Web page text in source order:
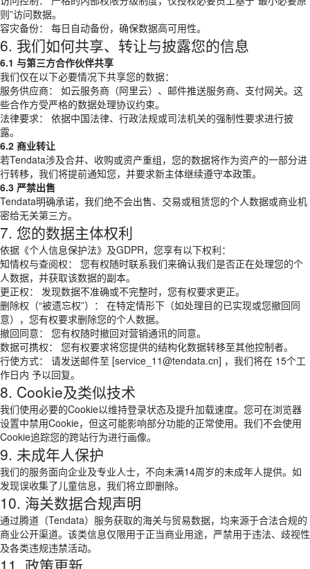
则”访问数据。
容灾备份： 每日自动备份，确保数据高可用性。
6. 我们如何共享、转让与披露您的信息
6.1 与第三方合作伙伴共享
我们仅在以下必要情况下共享您的数据：
服务供应商： 如云服务商（阿里云）、邮件推送服务商、支付网关。这
些合作方受严格的数据处理协议约束。
法律要求： 依据中国法律、行政法规或司法机关的强制性要求进行披
露。
6.2 商业转让
若Tendata涉及合并、收购或资产重组，您的数据将作为资产的一部分进
行转移，我们将提前通知您，并要求新主体继续遵守本政策。
6.3 严禁出售
Tendata明确承诺，我们绝不会出售、交易或租赁您的个人数据或商业机
密给无关第三方。
7. 您的数据主体权利
依据《个人信息保护法》及GDPR，您享有以下权利：
知情权与查阅权： 您有权随时联系我们来确认我们是否正在处理您的个
人数据，并获取该数据的副本。
更正权： 发现数据不准确或不完整时，您有权要求更正。
删除权（“被遗忘权”）： 在特定情形下（如处理目的已实现或您撤回同
意），您有权要求删除您的个人数据。
撤回同意： 您有权随时撤回对营销通讯的同意。
数据可携权： 您有权要求将您提供的结构化数据转移至其他控制者。
行使方式： 请发送邮件至 [service_11@tendata.cn] ，我们将在 15个工
作日内 予以回复。
8. Cookie及类似技术
我们使用必要的Cookie以维持登录状态及提升加载速度。您可在浏览器
设置中禁用Cookie，但这可能影响部分功能的正常使用。我们不会使用
Cookie追踪您的跨站行为进行画像。
9. 未成年人保护
我们的服务面向企业及专业人士，不向未满14周岁的未成年人提供。如
发现误收集了儿童信息，我们将立即删除。
10. 海关数据合规声明
通过腾道（Tendata）服务获取的海关与贸易数据，均来源于合法合规的
商业公开渠道。该类信息仅限用于正当商业用途，严禁用于违法、歧视性
及各类违规违禁活动。